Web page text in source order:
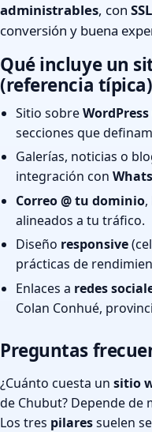
administrables, con
conversión y buena
Qué incluye un
(referencia típica)
Sitio sobreWordPress
secciones que
Galerías, noticias o
integración con
Correo @ tu dominio
alineados a tu tráfico.
Diseño responsive
prácticas de
Enlaces a redes
Colan Conhué,
Preguntas
¿Cuánto cuesta un sitio
de Chubut? Depende
Los tres pilaressuelen